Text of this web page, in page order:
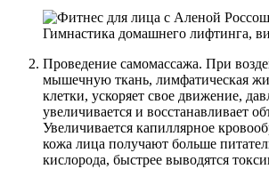
Проведение самомассажа. При
мышечную ткань, лимфатическая
клетки, ускоряет свое движение,
увеличивается и восстанавливает
Увеличивается капиллярное
кожа лица получают больше
кислорода, быстрее выводятся